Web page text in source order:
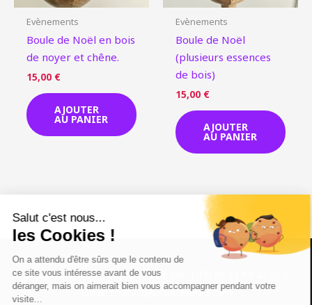
Evènements
Boule de Noël en bois
de noyer et chêne.
15,00 €
AJOUTER
AU PANIER
Evènements
Boule de Noël
(plusieurs essences
de bois)
15,00 €
AJOUTER
AU PANIER
6 chemin Saint Pierre, 83143 LE VAL | Tél 06 23 17 42 55 |
Email: contact@philatelier83.com